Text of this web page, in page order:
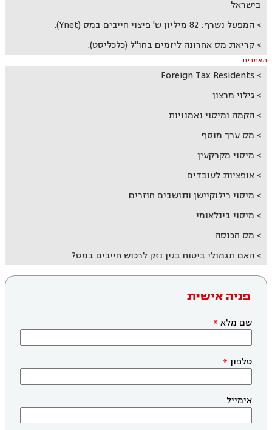
בישראל
המפעל נשרף: 82 מיליון ש' פיצוי חייבים במס (Ynet).
קריאת מס אחרונה ליזמים בחו"ל (כלכליסט).
מאמרים
Foreign Tax Residents
גילוי מרצון
הקמה ומיסוי נאמנויות
מס ערך מוסף
מיסוי מקרקעין
אופציות לעובדים
מיסוי רילוקיישן ותושבים חוזרים
מיסוי בינלאומי
מס הכנסה
האם תגמולי ביטוח בגין נזק לרכוש חייבים במס?
פניה אישית
שם מלא
טלפון
אימייל